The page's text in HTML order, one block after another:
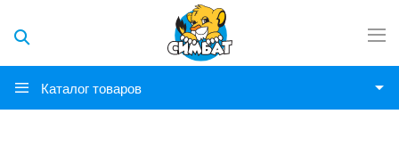
Каталог товаров